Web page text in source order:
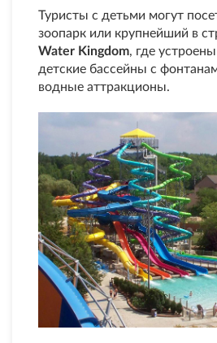
Туристы с детьми могут
зоопарк или крупнейший в
Water Kingdom, где
детские бассейны с
водные аттракционы.